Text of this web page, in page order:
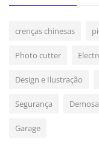
crenças chinesas
Photo cutter
Design e Ilustração
Segurança
Garage